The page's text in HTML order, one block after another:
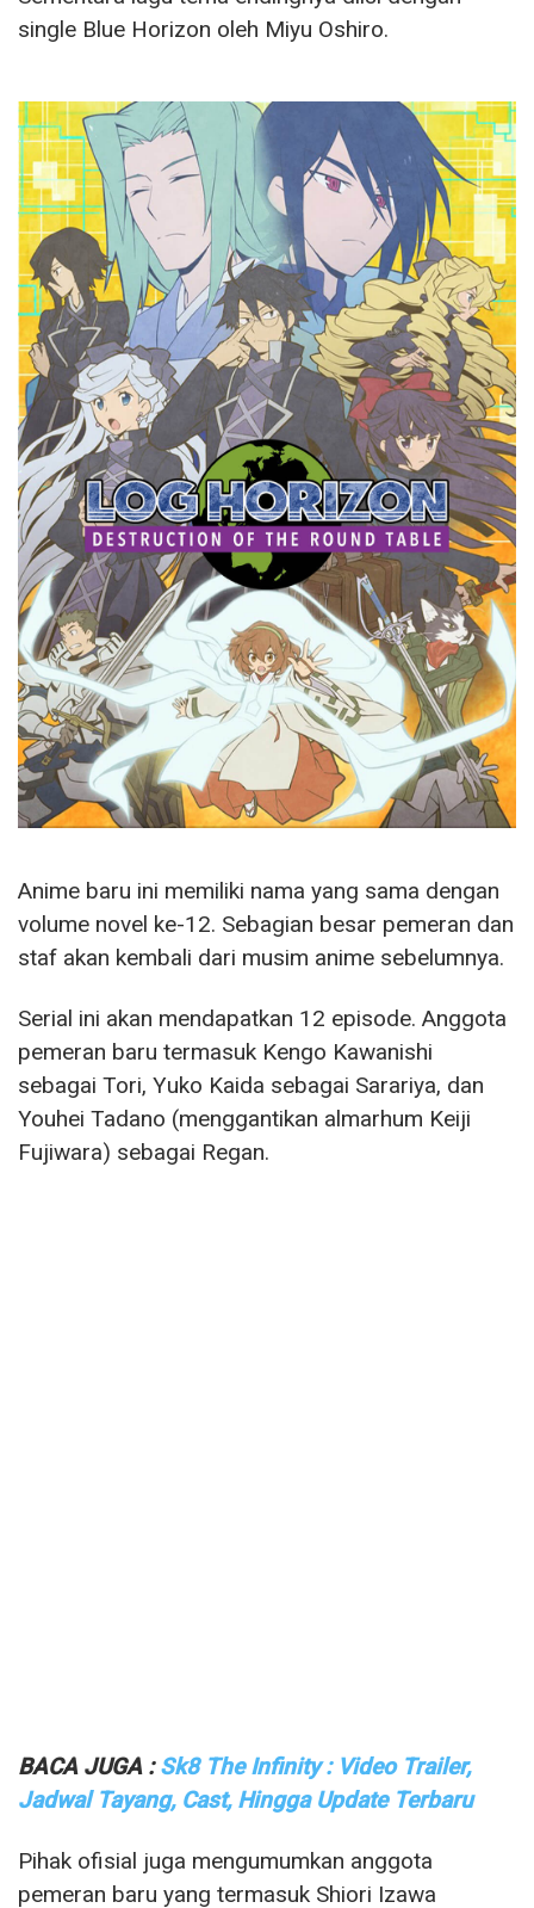
single Blue Horizon oleh Miyu Oshiro.
Anime baru ini memiliki nama yang sama dengan
volume novel ke-12. Sebagian besar pemeran dan
staf akan kembali dari musim anime sebelumnya.
Serial ini akan mendapatkan 12 episode. Anggota
pemeran baru termasuk Kengo Kawanishi
sebagai Tori, Yuko Kaida sebagai Sarariya, dan
Youhei Tadano (menggantikan almarhum Keiji
Fujiwara) sebagai Regan.
BACA JUGA :Sk8 The Infinity : Video Trailer,
Jadwal Tayang, Cast, Hingga Update Terbaru
Pihak ofisial juga mengumumkan anggota
pemeran baru yang termasuk Shiori Izawa